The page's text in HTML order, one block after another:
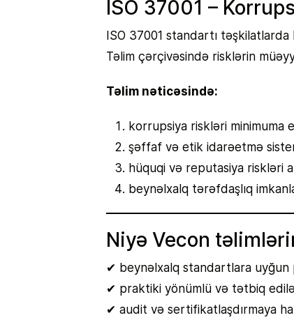
ISO 37001 –
ISO 37001 standartı təşkilatlarda
Təlim çərçivəsində risklərin
Təlim nəticəsində:
korrupsiya riskləri minimuma
şəffaf və etik idarəetmə
hüquqi və reputasiya riskləri
beynəlxalq tərəfdaşlıq
Niyə Vecon
✔ beynəlxalq standartlara uyğun
✔ praktiki yönümlü və tətbiq
✔ audit və sertifikatlaşdırmaya